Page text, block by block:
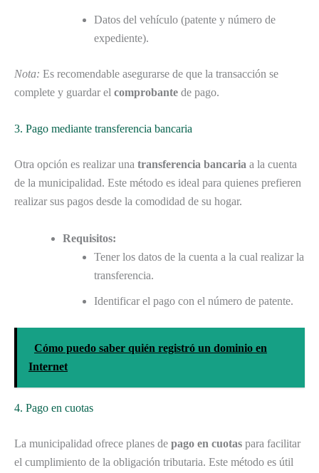
Datos del vehículo (patente y número de
expediente).
Nota: Es recomendable asegurarse de que la transacción se
complete y guardar el comprobante de pago.
3. Pago mediante transferencia bancaria
Otra opción es realizar una transferencia bancaria a la cuenta
de la municipalidad. Este método es ideal para quienes prefieren
realizar sus pagos desde la comodidad de su hogar.
Requisitos:
Tener los datos de la cuenta a la cual realizar la
transferencia.
Identificar el pago con el número de patente.
Cómo puedo saber quién registró un dominio en
Internet
4. Pago en cuotas
La municipalidad ofrece planes de pago en cuotas para facilitar
el cumplimiento de la obligación tributaria. Este método es útil